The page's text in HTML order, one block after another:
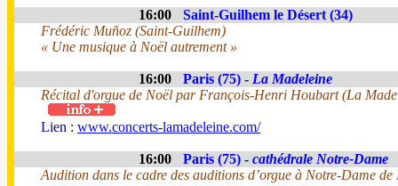
16:00
Saint-Guilhem le Désert (34)
Frédéric Muñoz (Saint-Guilhem)
« Une musique à Noël autrement »
16:00 Paris (75) - La Madeleine
Récital d'orgue de Noël par François-Henri Houbart (La
Lien : www.concerts-lamadeleine.com/
16:00 Paris (75) - cathédrale Notre-Dame
Audition dans le cadre des auditions d’orgue à Notre-Dame de